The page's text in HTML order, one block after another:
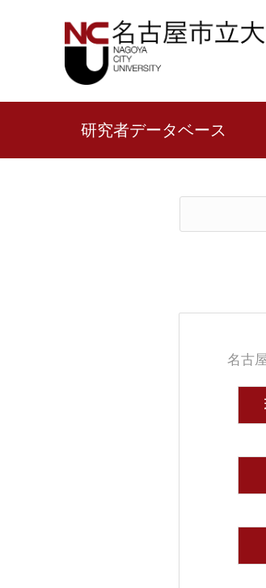
研究者データベース
名古